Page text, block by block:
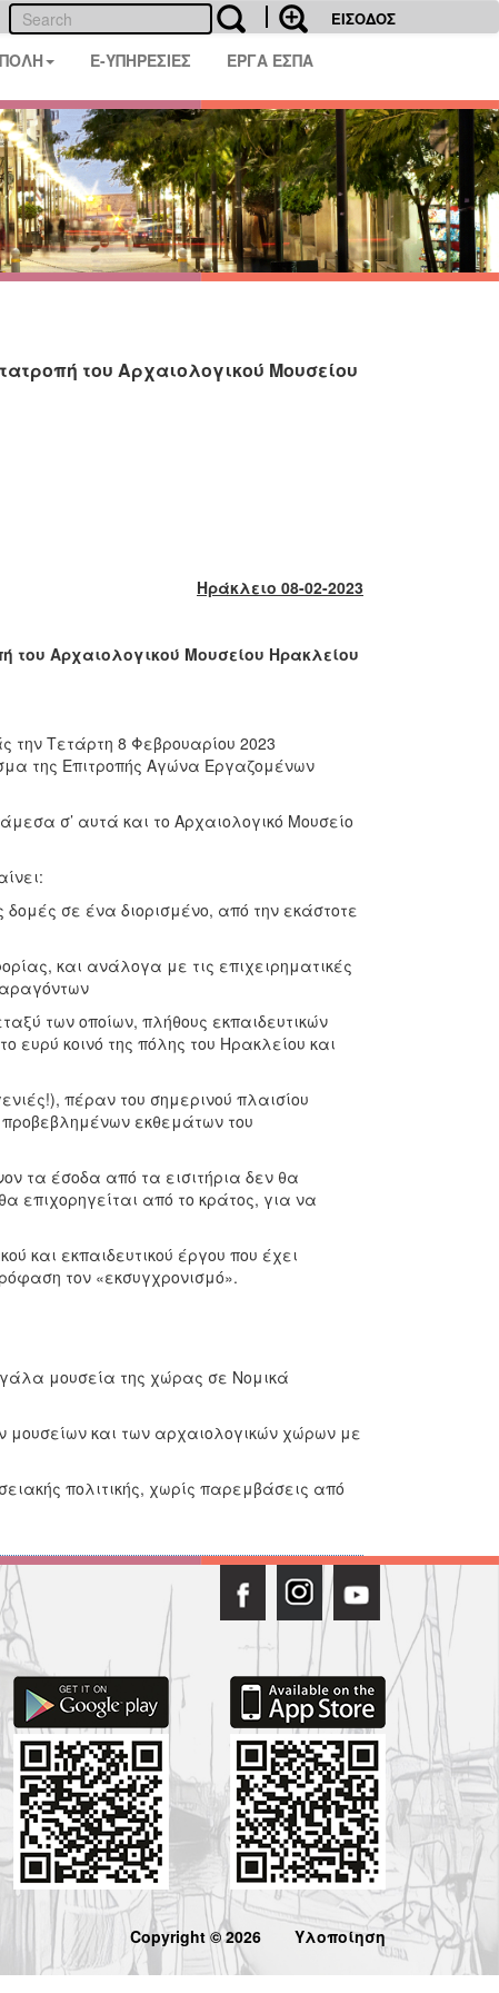
ΕΙΣΟΔΟΣ
E-ΥΠΗΡΕΣΙΕΣ ΕΡΓΑ ΕΣΠΑ
του Αρχαιολογικού Μουσείου
Ηράκλειο 08-02-2023
του Αρχαιολογικού Μουσείου Ηρακλείου
την Τετάρτη 8 Φεβρουαρίου 2023
της Επιτροπής Αγώνα Εργαζομένων
σ’ αυτά και το Αρχαιολογικό Μουσείο
σε ένα διορισμένο, από την εκάστοτε
και ανάλογα με τις επιχειρηματικές
των οποίων, πλήθους εκπαιδευτικών
ευρύ κοινό της πόλης του Ηρακλείου και
πέραν του σημερινού πλαισίου
προβεβλημένων εκθεμάτων του
τα έσοδα από τα εισιτήρια δεν θα
επιχορηγείται από το κράτος, για να
και εκπαιδευτικού έργου που έχει
τον «εκσυγχρονισμό».
μουσεία της χώρας σε Νομικά
και των αρχαιολογικών χώρων με
πολιτικής, χωρίς παρεμβάσεις από
Copyright © 2026 Υλοποίηση